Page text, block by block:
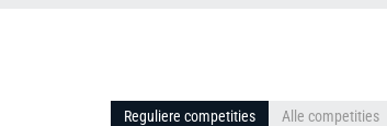
Reguliere competities Alle competities